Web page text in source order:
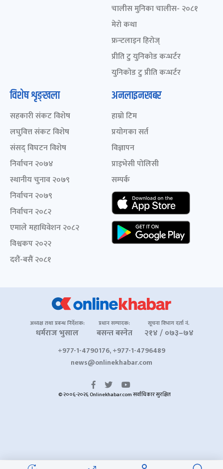
चालीस मुनिका चालीस- २०८१
मेरो कथा
फ्रन्टलाइन हिरोज्
प्रीति टु युनिकोड कन्भर्टर
युनिकोड टु प्रीति कन्भर्टर
विशेष शृङ्खला
सहकारी संकट विशेष
लघुवित्त संकट विशेष
संसद् विघटन विशेष
निर्वाचन २०७४
स्थानीय चुनाव २०७९
निर्वाचन २०७९
निर्वाचन २०८२
एमाले महाधिवेशन २०८२
विश्वकप २०२२
दशैं-बसैं २०८१
अनलाइनखबर
हाम्रो टिम
प्रयोगका सर्त
विज्ञापन
प्राइभेसी पोलिसी
सम्पर्क
अध्यक्ष तथा प्रबन्ध निर्देशक:
धर्मराज भुसाल
प्रधान सम्पादक:
बसन्त बस्नेत
सूचना विभाग दर्ता नं.
२१४ / ०७३–७४
+977-1-4790176, +977-1-4796489
news@onlinekhabar.com
© २००६-२०२६ Onlinekhabar.com सर्वाधिकार सुरक्षित